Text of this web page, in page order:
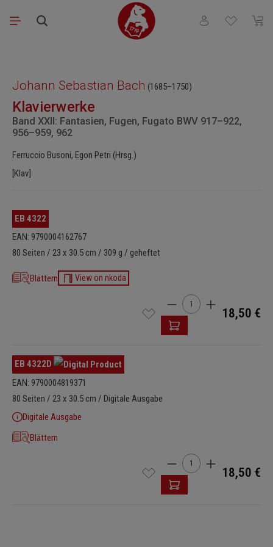
Zum Hauptinhalt springen
Du hast 0
Johann Sebastian Bach (1685–1750)
Klavierwerke
Band XXII: Fantasien, Fugen, Fugato BWV 917–922,
956–959, 962
Ferruccio Busoni, Egon Petri (Hrsg.)
[Klav]
EB 4322
EAN: 9790004162767
80 Seiten / 23 x 30.5 cm / 309 g / geheftet
Blättern View on nkoda
Produkt Anzahl: Gib
18,50 €
EB 4322D
EAN: 9790004819371
80 Seiten / 23 x 30.5 cm / Digitale Ausgabe
Digitale Ausgabe
Blättern
Produkt Anzahl: Gib
18,50 €